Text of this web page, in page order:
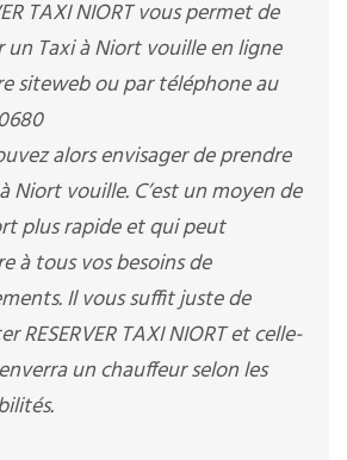
TAXI NIORT vous permet de
un Taxi à Niort vouille en ligne
siteweb ou par téléphone au
alors envisager de prendre
Niort vouille. C’est un moyen de
plus rapide et qui peut
à tous vos besoins de
Il vous suffit juste de
RESERVER TAXI NIORT et celle-
un chauffeur selon les